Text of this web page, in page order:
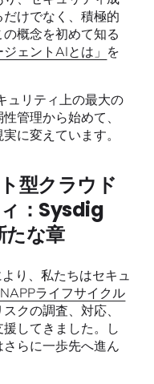
けでなく、積極的
概念を初めて知る
ジェントAIとは」 を
ュリティ上の最大の
管理から始めて、
に変えています。
型クラウド
：Sysdig
な章
り、私たちはセキュ
ライフサイクル
スクの調査、対応、
してきました。し
らに一歩先へ進ん